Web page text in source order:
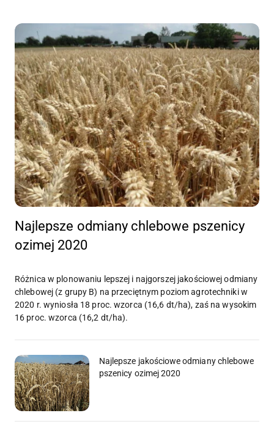
Najlepsze odmiany chlebowe pszenicy
ozimej 2020
Różnica w plonowaniu lepszej i najgorszej jakościowej odmiany
chlebowej (z grupy B) na przeciętnym poziom agrotechniki w
2020 r. wyniosła 18 proc. wzorca (16,6 dt/ha), zaś na wysokim
16 proc. wzorca (16,2 dt/ha).
Najlepsze jakościowe odmiany chlebowe
pszenicy ozimej 2020